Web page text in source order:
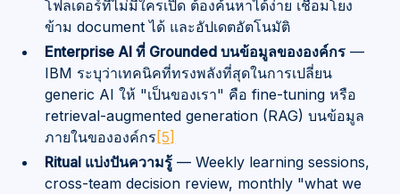
โฟลเดอร์ที่ไม่มีใครเปิด ต้องค้นหาได้ง่าย เชื่อมโยง
ข้าม document ได้ และอัปเดตอัตโนมัติ
Enterprise AI ที่ Grounded บนข้อมูลขององค์กร —
IBM ระบุว่าเทคนิคที่ทรงพลังที่สุดในการเปลี่ยน
generic AI ให้ "เป็นของเรา" คือ fine-tuning หรือ
retrieval-augmented generation (RAG) บนข้อมูล
ภายในขององค์กร [5]
Ritual แบ่งปันความรู้ — Weekly learning sessions,
cross-team decision review, monthly "what we